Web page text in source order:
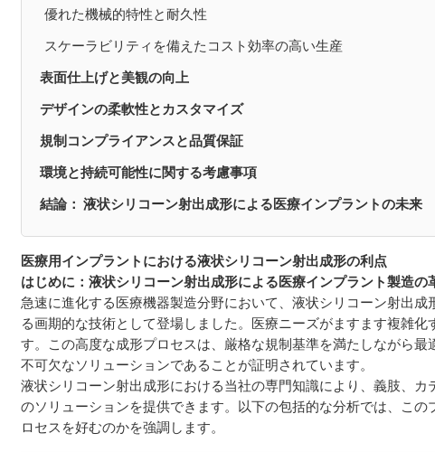
優れた機械的特性と耐久性
スケーラビリティを備えたコスト効率の高い生産
表面仕上げと美観の向上
デザインの柔軟性とカスタマイズ
規制コンプライアンスと品質保証
環境と持続可能性に関する考慮事項
結論： 液状シリコーン射出成形による医療インプラントの未来
医療用インプラントにおける液状シリコーン射出成形の利点
はじめに：液状シリコーン射出成形による医療インプラント製造の
急速に進化する医療機器製造分野において、液状シリコーン射出
る画期的な技術として登場しました。医療ニーズがますます複雑
す。この高度な成形プロセスは、厳格な規制基準を満たしながら
不可欠なソリューションであることが証明されています。
液状シリコーン射出成形における当社の専門知識により、義肢、
のソリューションを提供できます。以下の包括的な分析では、こ
ロセスを好むのかを強調します。